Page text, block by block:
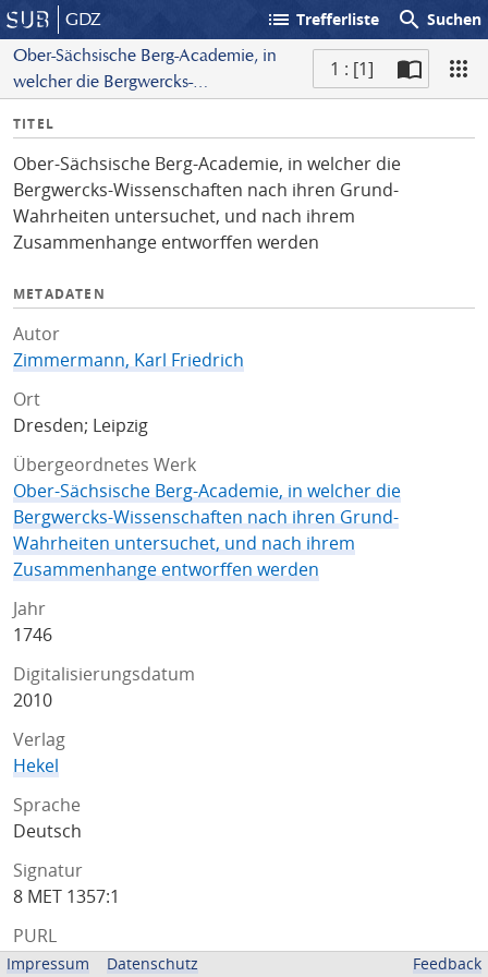
GDZ list Trefferliste search Suchen
Ober-Sächsische Berg-Academie, in
welcher die Bergwercks-
Wahrheiten untersuchet, und nach
ihrem Zusammenhange
entworffen werden
1 : [1]
I
f
o
TITEL
Ober-Sächsische Berg-Academie, in welcher die
Bergwercks-Wissenschaften nach ihren Grund-
Wahrheiten untersuchet, und nach ihrem
Zusammenhange entworffen werden
METADATEN
Autor
Zimmermann, Karl Friedrich
Ort
Dresden; Leipzig
Übergeordnetes Werk
Ober-Sächsische Berg-Academie, in welcher die
Bergwercks-Wissenschaften nach ihren Grund-
Wahrheiten untersuchet, und nach ihrem
Zusammenhange entworffen werden
Jahr
1746
Digitalisierungsdatum
2010
Verlag
Hekel
Sprache
Deutsch
Signatur
8 MET 1357:1
PURL
http://resolver.sub.uni-goettingen.de/purl?
Impressum Datenschutz Feedback